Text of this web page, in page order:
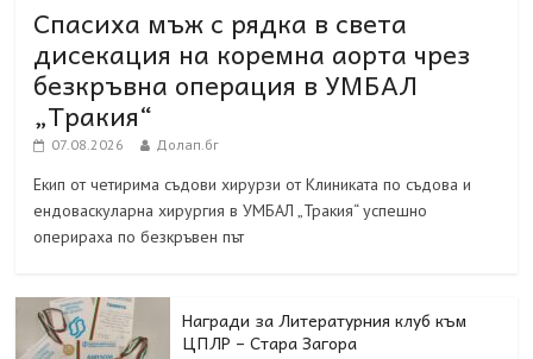
Спасиха мъж с рядка в света
дисекация на коремна аорта чрез
безкръвна операция в УМБАЛ
„Тракия“
07.08.2026 Долап.бг
Екип от четирима съдови хирурзи от Клиниката по съдова и
ендоваскуларна хирургия в УМБАЛ „Тракия“ успешно
оперираха по безкръвен път
Награди за Литературния клуб към
ЦПЛР – Стара Загора